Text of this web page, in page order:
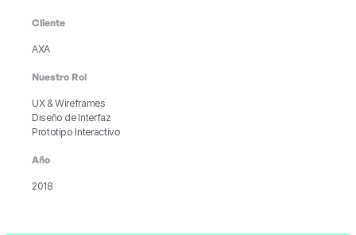
Cliente
AXA
Nuestro Rol
UX & Wireframes
Diseño de Interfaz
Prototipo Interactivo
Año
2018